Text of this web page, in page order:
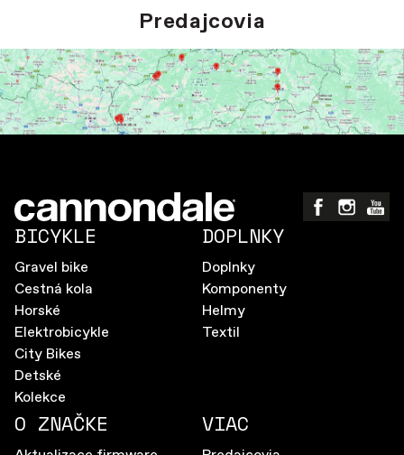
Predajcovia
BICYKLE
Gravel bike
Cestná kola
Horské
Elektrobicykle
City Bikes
Detské
Kolekce
DOPLNKY
Doplnky
Komponenty
Helmy
Textil
O ZNAČKE VIAC